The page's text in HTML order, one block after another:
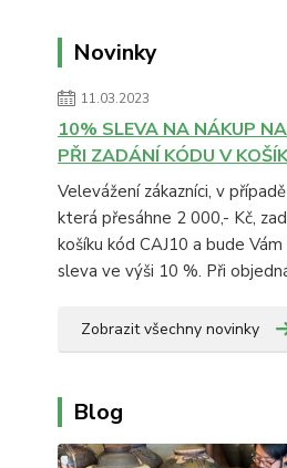
Novinky
11.03.2023
10% SLEVA NA NÁKUP
PŘI ZADÁNÍ KÓDU V
Velevážení zákazníci, v
která přesáhne 2 000,- Kč,
košíku kód CAJ10 a bude
sleva ve výši 10 %. Při
Zobrazit všechny novinky
Blog